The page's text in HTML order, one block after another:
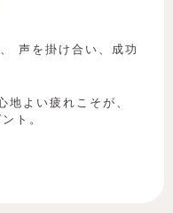
声を掛け合い、成功
地よい疲れこそが、
ト。